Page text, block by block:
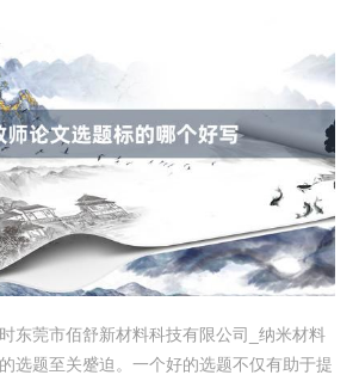
东莞市佰舒新材料科技有限公司_纳米材料
选题至关蹙迫。一个好的选题不仅有助于提